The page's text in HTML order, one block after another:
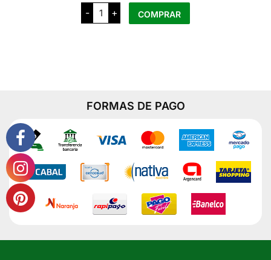
elegir
en
-
Ninas
Pasta
de
+ COMPRAR
FORMAS DE PAGO